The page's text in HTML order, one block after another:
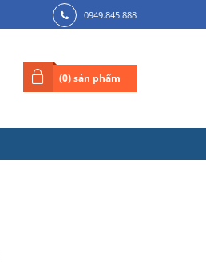
0949.845.888
(0) sản phẩm